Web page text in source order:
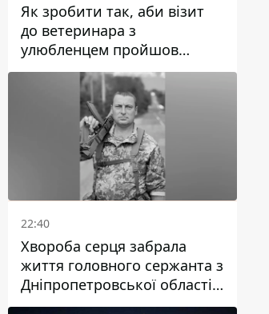
Як зробити так, аби візит
до ветеринара з
улюбленцем пройшов
спокійно: прості поради
22:40
Хвороба серця забрала
життя головного сержанта з
Дніпропетровської області
Юрія Свистуна